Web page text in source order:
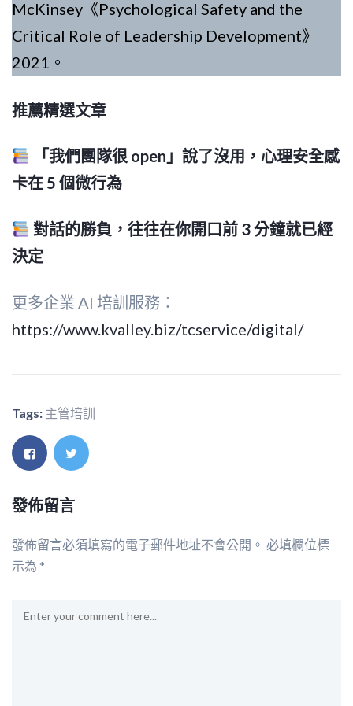
McKinsey《Psychological Safety and the
Critical Role of Leadership Development》
2021。
推薦精選文章
「我們團隊很 open」說了沒用，心理安全感
卡在 5 個微行為
對話的勝負，往往在你開口前 3 分鐘就已經
決定
更多企業 AI 培訓服務：
https://www.kvalley.biz/tcservice/digital/
Tags: 主管培訓
發佈留言
發佈留言必須填寫的電子郵件地址不會公開。 必填欄位標
示為 *